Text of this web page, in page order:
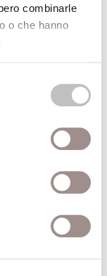
combinarle
o che hanno
di